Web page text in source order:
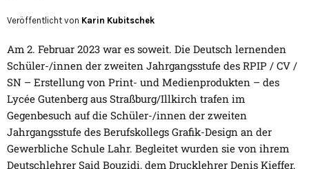
Veröffentlicht von Karin Kubitschek
Am 2. Februar 2023 war es soweit. Die Deutsch lernenden
Schüler-/innen der zweiten Jahrgangsstufe des RPIP / CV /
SN – Erstellung von Print- und Medienprodukten – des
Lycée Gutenberg aus Straßburg/Illkirch trafen im
Gegenbesuch auf die Schüler-/innen der zweiten
Jahrgangsstufe des Berufskollegs Grafik-Design an der
Gewerbliche Schule Lahr. Begleitet wurden sie von ihrem
Deutschlehrer Said Bouzidi, dem Drucklehrer Denis Kieffer,